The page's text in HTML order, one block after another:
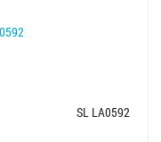
SL LA0592